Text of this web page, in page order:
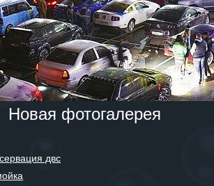
Новая фотогалерея
двс